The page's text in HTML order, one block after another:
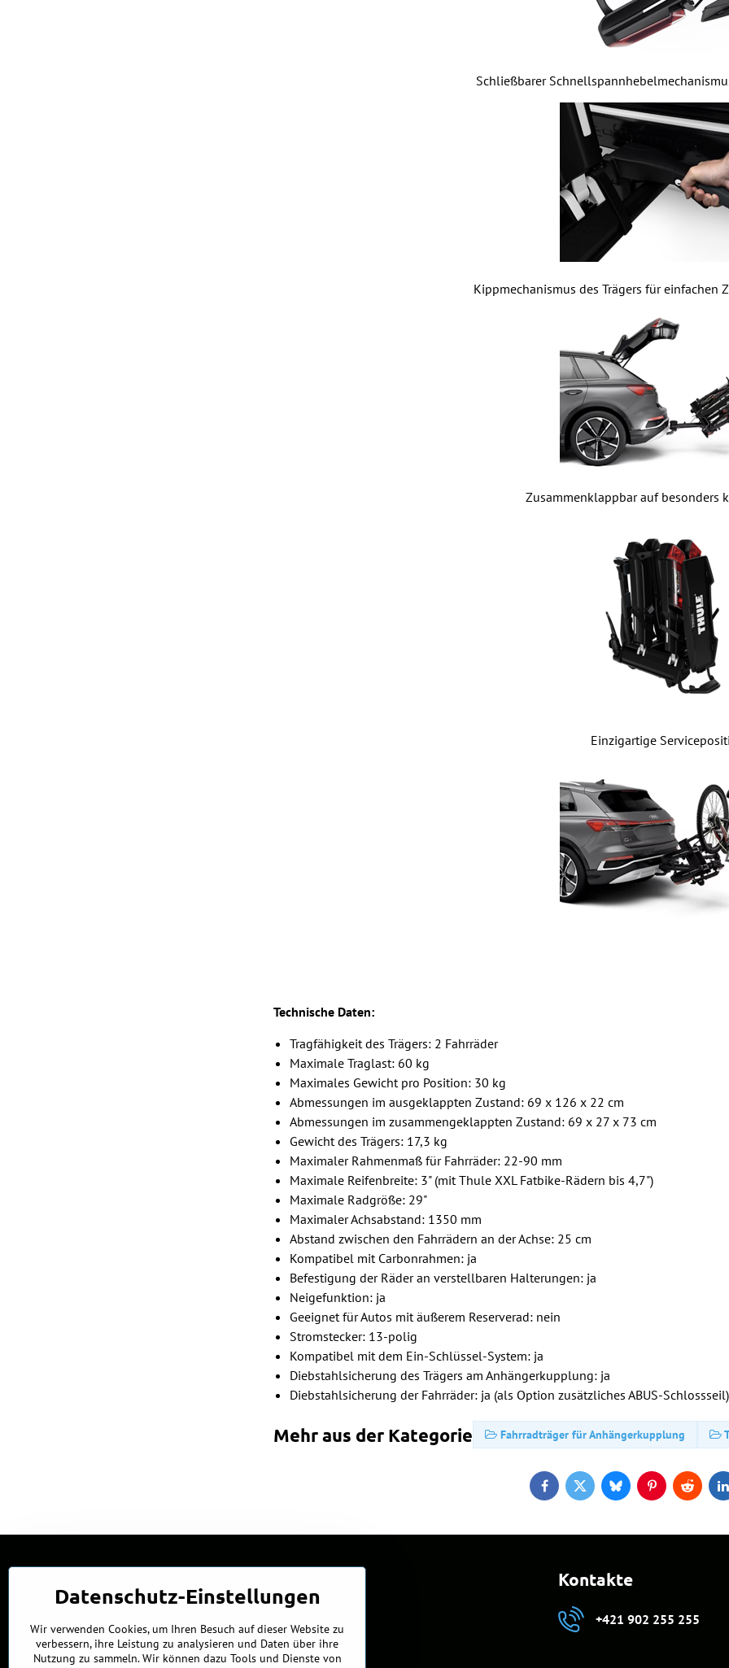
Schließbarer
Kippmechanismus des Trägers für einfachen
Zusammenklappbar auf besonders
Einzigartige
Technische Daten:
Tragfähigkeit des Trägers: 2 Fahrräder
Maximale Traglast: 60 kg
Maximales Gewicht pro Position: 30 kg
Abmessungen im ausgeklappten Zustand: 69 x 126 x 22 cm
Abmessungen im zusammengeklappten Zustand: 69 x 27 x 73 cm
Gewicht des Trägers: 17,3 kg
Maximaler Rahmenmaß für Fahrräder: 22-90 mm
Maximale Reifenbreite: 3" (mit Thule XXL Fatbike-Rädern bis 4,7")
Maximale Radgröße: 29"
Maximaler Achsabstand: 1350 mm
Abstand zwischen den Fahrrädern an der Achse: 25 cm
Kompatibel mit Carbonrahmen: ja
Befestigung der Räder an verstellbaren Halterungen: ja
Neigefunktion: ja
Geeignet für Autos mit äußerem Reserverad: nein
Stromstecker: 13-polig
Kompatibel mit dem Ein-Schlüssel-System: ja
Diebstahlsicherung des Trägers am Anhängerkupplung: ja
Diebstahlsicherung der Fahrräder: ja (als Option zusätzliches ABUS-Schlossseil)
Mehr aus der Kategorie Fahrradträger für Anhängerkupplung
FacebookTwitterBlueskyPinterestReddit
Kontakte
+421 902 255 255
Datenschutz-Einstellungen
Wir verwenden Cookies, um Ihren Besuch auf dieser Website zu
verbessern, ihre Leistung zu analysieren und Daten über ihre
Nutzung zu sammeln. Wir können dazu Tools und Dienste von